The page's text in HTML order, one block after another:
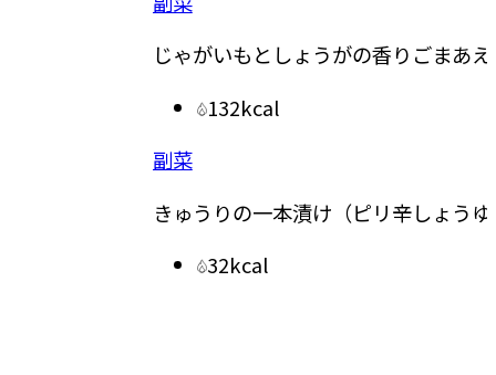
じゃがいもとしょうがの香りごまあえ
132kcal
きゅうりの一本漬け（ピリ辛しょうゆ）
32kcal